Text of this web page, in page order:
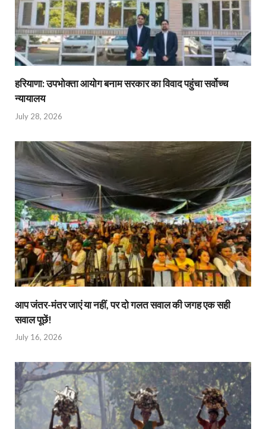
हरियाणा: उपभोक्ता आयोग बनाम सरकार का विवाद पहुंचा सर्वोच्च
न्यायालय
July 28, 2026
आप जंतर-मंतर जाएं या नहीं, पर दो गलत सवाल की जगह एक सही
सवाल पूछें!
July 16, 2026